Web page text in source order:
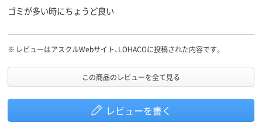
ゴミが多い時にちょうど良い
※ レビューはアスクルWebサイト、LOHACOに投稿された内容です。
この商品のレビューを全て見る
レビューを書く